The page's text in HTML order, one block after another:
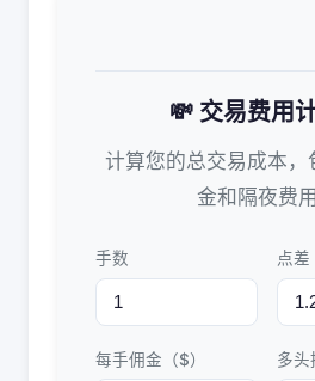
💸 交易费用
计算您的总交易成本，
金和隔夜费用
手数 点差
每手佣金（$） 多头